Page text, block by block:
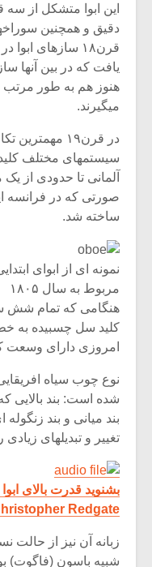
این ابوا متشکل از
دقیق و همچنین
قرن۱۸ سازهای
یافت که در بین آنها
هنوز هم به طور مرتب
میگیرند.
در قرن۱۹
سیستمهای مختلف
آلمانی تا حدودی از
صورتی که در فرانسه
ساخته شد.
نمونه ای از ابوای
مربوط به سال ۱۸۰۵
هنگامی که تمام شش
کلید سل چسبیده به
امروزی دارای وسعت
نوع چوب سیاه
شده است: بند بالایی
بند میانی و بند زنگوله
تغییر و تبدیلهای
بشنوید قدرت بالای ابوا
Redgate
زبانه آن نیز از حالت
شبیه باسون (فاگوت)